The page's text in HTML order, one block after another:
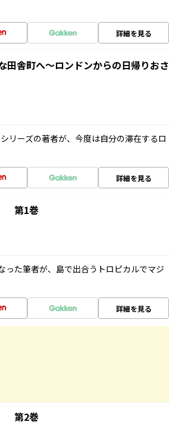
詳細を見る
田舎町へ～ロンドンからの日帰りおさ
リーズの著者が、今度は自分の滞在するロ
詳細を見る
第1巻
った筆者が、島で出合うトロピカルでマジ
詳細を見る
第2巻